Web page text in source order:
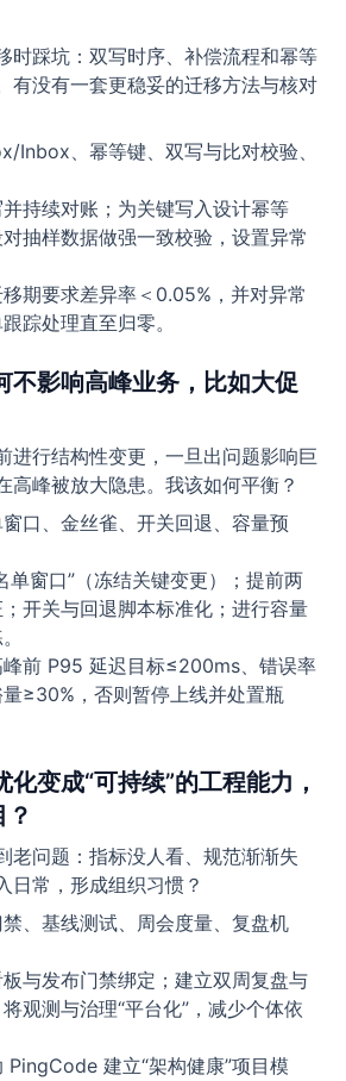
时踩坑：双写时序、补偿流程和幂等
有没有一套更稳妥的迁移方法与核对
Inbox、幂等键、双写与比对校验、
持续对账；为关键写入设计幂等
抽样数据做强一致校验，设置异常
期要求差异率＜0.05%，并对异常
踪处理直至归零。
不影响高峰业务，比如大促
进行结构性变更，一旦出问题影响巨
高峰被放大隐患。我该如何平衡？
口、金丝雀、开关回退、容量预
单窗口”（冻结关键变更）；提前两
开关与回退脚本标准化；进行容量
前 P95 延迟目标≤200ms、错误率
≥30%，否则暂停上线并处置瓶
变成“可持续”的工程能力，
老问题：指标没人看、规范渐渐失
日常，形成组织习惯？
、基线测试、周会度量、复盘机
与发布门禁绑定；建立双周复盘与
观测与治理“平台化”，减少个体依
PingCode 建立“架构健康”项目模